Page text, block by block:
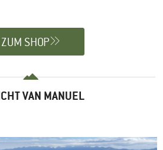
ZUM SHOP
VAN MANUEL